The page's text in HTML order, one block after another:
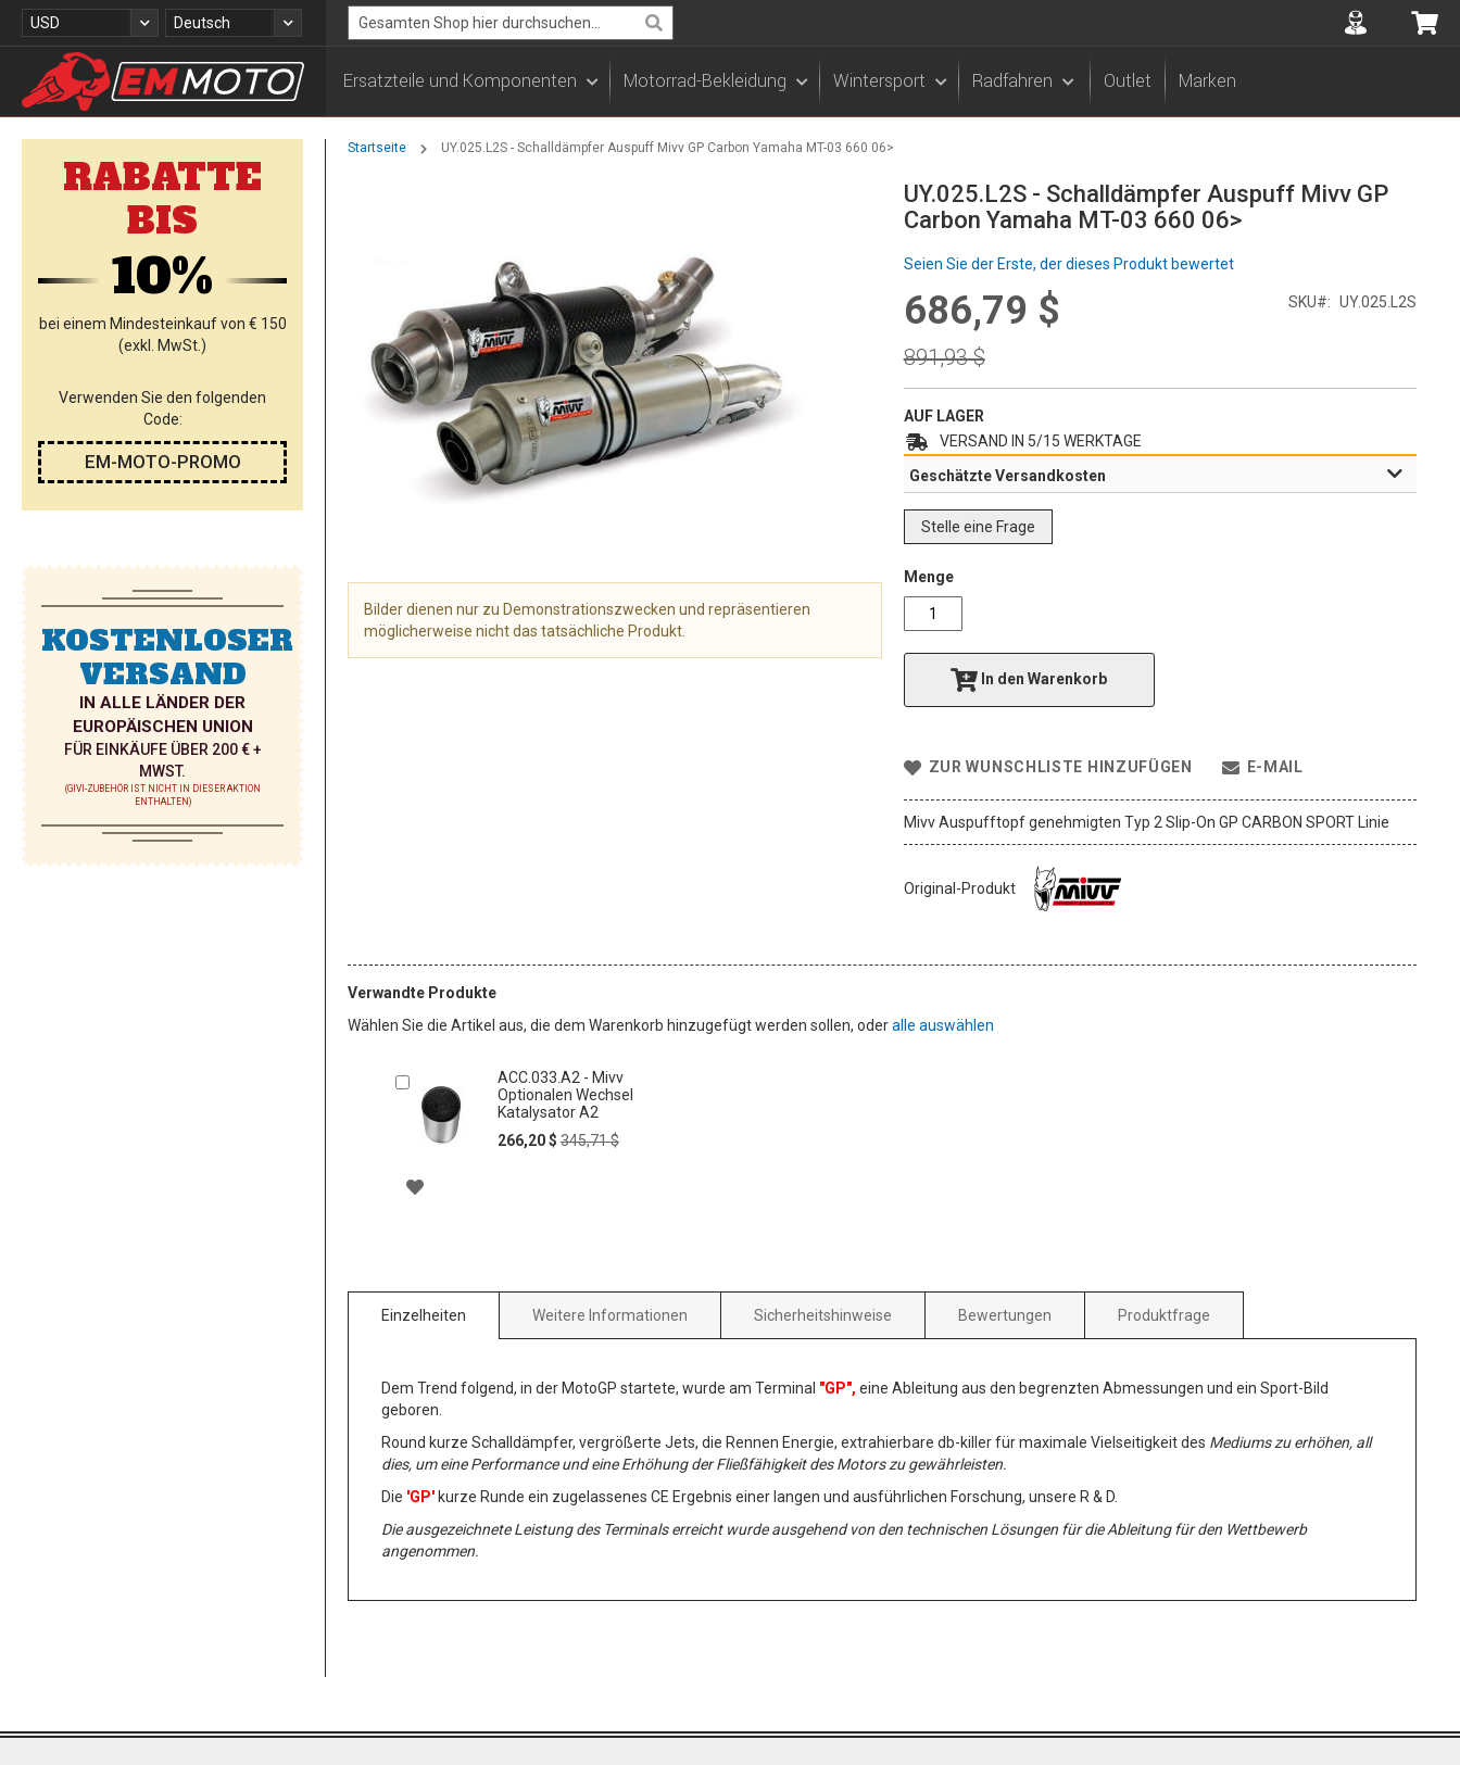
Zum
Inhalt
Währung
USD Sprache
Deutsch
Search
Accuont
Ersatzteile und Komponenten Motorrad-Bekleidung Wintersport Radfahren Outlet Marken
Startseite UY.025.L2S - Schalldämpfer Auspuff Mivv GP Carbon Yamaha MT-03 660 06>
UY.025.L2S - Schalldämpfer Auspuff Mivv GP
Carbon Yamaha MT-03 660 06>
Seien Sie der Erste, der dieses Produkt bewertet
Special
686,79 $
Regular
Price
891,93 $
SKU UY.025.L2S
AUF LAGER
VERSAND IN 5/15 WERKTAGE
Geschätzte Versandkosten
Stelle eine Frage
Menge
In den Warenkorb
ZUR WUNSCHLISTE HINZUFÜGEN E-MAIL
Mivv Auspufftopf genehmigten Typ 2 Slip-On GP CARBON SPORT Linie
Original-Produkt
Bilder dienen nur zu Demonstrationszwecken und repräsentieren
möglicherweise nicht das tatsächliche Produkt.
Verwandte Produkte
Wählen Sie die Artikel aus, die dem Warenkorb hinzugefügt werden sollen, oderalle auswählen
ACC.033.A2 - Mivv
Optionalen Wechsel
Katalysator A2
Special
266,20 $ Regular
345,71 $
den
Warenkorb
Einzelheiten
Dem Trend folgend, in der MotoGP startete, wurde am Terminal "GP", eine Ableitung aus den begrenzten Abmessungen und ein Sport-Bild
geboren.
Round kurze Schalldämpfer, vergrößerte Jets, die Rennen Energie, extrahierbare db-killer für maximale Vielseitigkeit des Mediums zu erhöhen, all
dies, um eine Performance und eine Erhöhung der Fließfähigkeit des Motors zu gewährleisten.
Die 'GP' kurze Runde ein zugelassenes CE Ergebnis einer langen und ausführlichen Forschung, unsere R & D.
Die ausgezeichnete Leistung des Terminals erreicht wurde ausgehend von den technischen Lösungen für die Ableitung für den Wettbewerb
angenommen.
Weitere Informationen Sicherheitshinweise Bewertungen Produktfrage
RABATTE
BIS
10%
bei einem Mindesteinkauf von € 150
(exkl. MwSt.)
Verwenden Sie den folgenden
Code:
EM-MOTO-PROMO
KOSTENLOSER
VERSAND
IN ALLE LÄNDER DER
EUROPÄISCHEN UNION
FÜR EINKÄUFE ÜBER 200 € +
MWST.
(GIVI-ZUBEHÖR IST NICHT IN DIESER AKTION
ENTHALTEN)